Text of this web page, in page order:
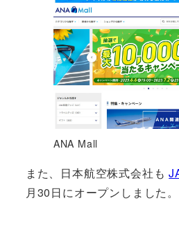
ANA Mall
また、日本航空株式会社も
月30日にオープンしました。